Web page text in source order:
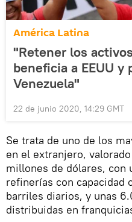
América Latina
"Retener los
beneficia a EEUU y
Venezuela"
22 de junio 2020, 14:29 GMT
Se trata de uno de los
en el extranjero,
millones de dólares, con
refinerías con capacidad
barriles diarios, y unas
distribuidas en